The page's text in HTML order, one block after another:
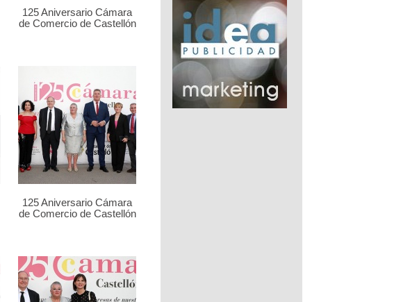
125 Aniversario Cámara
de Comercio de Castellón
125 Aniversario Cámara
de Comercio de Castellón